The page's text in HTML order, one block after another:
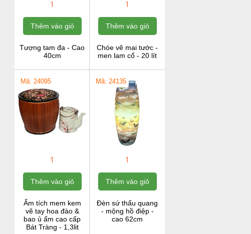
1
Thêm vào giỏ
Tượng tam đa - Cao
40cm
1
Thêm vào giỏ
Chóe vẽ mai tước -
men lam cổ - 20 lít
Mã: 24095
1
Thêm vào giỏ
Ấm tích mem kem
vẽ tay hoa đào &
bao ủ ấm cao cấp
Bát Tràng - 1,3lit
Mã: 24135
1
Thêm vào giỏ
Đèn sứ thấu quang
- mộng hồ điệp -
cao 62cm